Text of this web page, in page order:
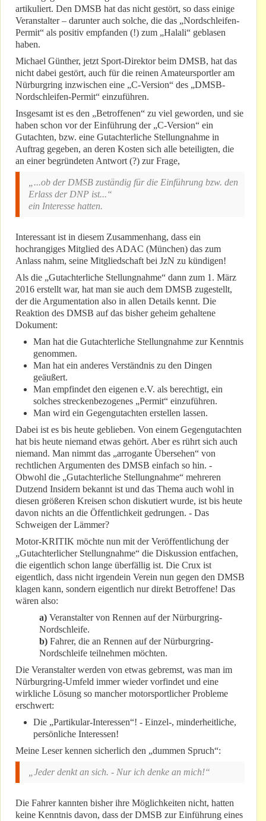
artikuliert. Den DMSB hat das nicht gestört, so dass einige
Veranstalter – darunter auch solche, die das „Nordschleifen-
Permit“ als positiv empfanden (!) zum „Halali“ geblasen
haben.
Michael Günther, jetzt Sport-Direktor beim DMSB, hat das
nicht dabei gestört, auch für die reinen Amateursportler am
Nürburgring inzwischen eine „C-Version“ des „DMSB-
Nordschleifen-Permit“ einzuführen.
Insgesamt ist es den „Betroffenen“ zu viel geworden, und sie
haben schon vor der Einführung der „C-Version“ ein
Gutachten, bzw. eine Gutachterliche Stellungnahme in
Auftrag gegeben, an deren Kosten sich alle beteiligten, die
an einer begründeten Antwort (?) zur Frage,
„...ob der DMSB zuständig für die Einführung bzw. den
Erlass der DNP ist...“
ein Interesse hatten.
Interessant ist in diesem Zusammenhang, dass ein
hochrangiges Mitglied des ADAC (München) das zum
Anlass nahm, seine Mitgliedschaft bei JzN zu kündigen!
Als die „Gutachterliche Stellungnahme“ dann zum 1. März
2016 erstellt war, hat man sie auch dem DMSB zugestellt,
der die Argumentation also in allen Details kennt. Die
Reaktion des DMSB auf das bisher geheim gehaltene
Dokument:
Man hat die Gutachterliche Stellungnahme zur Kenntnis
genommen.
Man hat ein anderes Verständnis zu den Dingen
geäußert.
Man empfindet den eigenen e.V. als berechtigt, ein
solches streckenbezogenes „Permit“ einzuführen.
Man wird ein Gegengutachten erstellen lassen.
Dabei ist es bis heute geblieben. Von einem Gegengutachten
hat bis heute niemand etwas gehört. Aber es rührt sich auch
niemand. Man nimmt das „arrogante Übersehen“ von
rechtlichen Argumenten des DMSB einfach so hin. -
Obwohl die „Gutachterliche Stellungnahme“ mehreren
Dutzend Insidern bekannt ist und das Thema auch wohl in
diesen größeren Kreisen schon diskutiert wurde, ist bis heute
davon nichts an die Öffentlichkeit gedrungen. - Das
Schweigen der Lämmer?
Motor-KRITIK möchte nun mit der Veröffentlichung der
„Gutachterlicher Stellungnahme“ die Diskussion entfachen,
die eigentlich schon lange überfällig ist. Die Crux ist
eigentlich, dass nicht irgendein Verein nun gegen den DMSB
klagen kann, sondern eigentlich nur direkt Betroffene! Das
wären also:
a) Veranstalter von Rennen auf der Nürburgring-
Nordschleife.
b) Fahrer, die an Rennen auf der Nürburgring-
Nordschleife teilnehmen möchten.
Die Veranstalter werden von etwas gebremst, was man im
Nürburgring-Umfeld immer wieder vorfindet und eine
wirkliche Lösung so mancher motorsportlicher Probleme
erschwert:
Die „Partikular-Interessen“! - Einzel-, minderheitliche,
persönliche Interessen!
Meine Leser kennen sicherlich den „dummen Spruch“:
„Jeder denkt an sich. - Nur ich denke an mich!“
Die Fahrer kannten bisher ihre Möglichkeiten nicht, hatten
keine Kenntnis davon, dass der DMSB zur Einführung eines